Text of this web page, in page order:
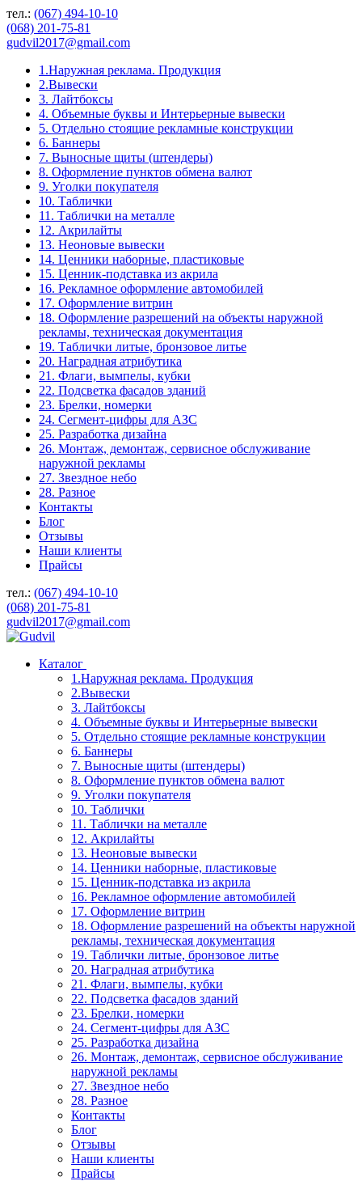
тел.: (067) 494-10-10
(068) 201-75-81
gudvil2017@gmail.com
1.Наружная реклама. Продукция
2.Вывески
3. Лайтбоксы
4. Объемные буквы и Интерьерные вывески
5. Отдельно стоящие рекламные конструкции
6. Баннеры
7. Выносные щиты (штендеры)
8. Оформление пунктов обмена валют
9. Уголки покупателя
10. Таблички
11. Таблички на металле
12. Акрилайты
13. Неоновые вывески
14. Ценники наборные, пластиковые
15. Ценник-подставка из акрила
16. Рекламное оформление автомобилей
17. Оформление витрин
18. Оформление разрешений на объекты наружной
рекламы, техническая документация
19. Таблички литые, бронзовое литье
20. Наградная атрибутика
21. Флаги, вымпелы, кубки
22. Подсветка фасадов зданий
23. Брелки, номерки
24. Сегмент-цифры для АЗС
25. Разработка дизайна
26. Монтаж, демонтаж, сервисное обслуживание
наружной рекламы
27. Звездное небо
28. Разное
Контакты
Блог
Отзывы
Наши клиенты
Прайсы
тел.: (067) 494-10-10
(068) 201-75-81
gudvil2017@gmail.com
Каталог
1.Наружная реклама. Продукция
2.Вывески
3. Лайтбоксы
4. Объемные буквы и Интерьерные вывески
5. Отдельно стоящие рекламные конструкции
6. Баннеры
7. Выносные щиты (штендеры)
8. Оформление пунктов обмена валют
9. Уголки покупателя
10. Таблички
11. Таблички на металле
12. Акрилайты
13. Неоновые вывески
14. Ценники наборные, пластиковые
15. Ценник-подставка из акрила
16. Рекламное оформление автомобилей
17. Оформление витрин
18. Оформление разрешений на объекты наружной
рекламы, техническая документация
19. Таблички литые, бронзовое литье
20. Наградная атрибутика
21. Флаги, вымпелы, кубки
22. Подсветка фасадов зданий
23. Брелки, номерки
24. Сегмент-цифры для АЗС
25. Разработка дизайна
26. Монтаж, демонтаж, сервисное обслуживание
наружной рекламы
27. Звездное небо
28. Разное
Контакты
Блог
Отзывы
Наши клиенты
Прайсы